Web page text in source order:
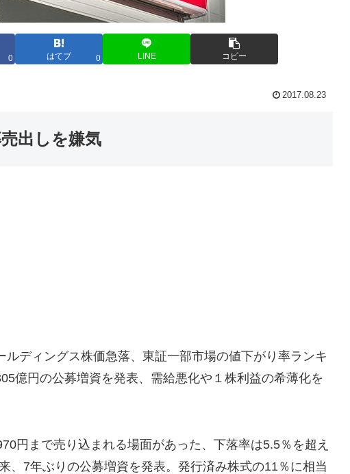
0 はてブ 0 LINE コピー
2017.08.23
出しを嫌気
ルディングス株価急落、東証一部市場の値下がり率ランキ
億円の公募増資を発表、需給悪化や１株利益の希薄化を
円まで売り込まれる場面があった、下落率は5.5％を超え
、7年ぶりの公募増資を発表。発行済み株式の11％に相当